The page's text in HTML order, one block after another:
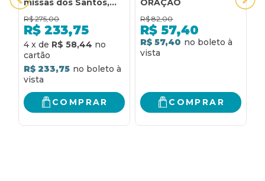
missas dos Santos,
dos comuns, para
diversas
necessidades e
votivas: lecionário
para as missas dos
santos, dos comuns,
para diversas
necessidades e
votivas
R$ 275,00
R$ 233,75
4 x de R$ 58,44
R$ 233,75
COMPRAR
ORAÇÃO
R$ 82,00
R$ 57,40
R$ 57,40
COMPRAR